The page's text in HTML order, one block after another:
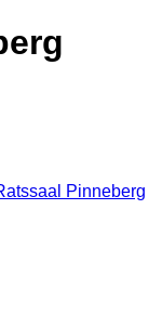
Pinneberg